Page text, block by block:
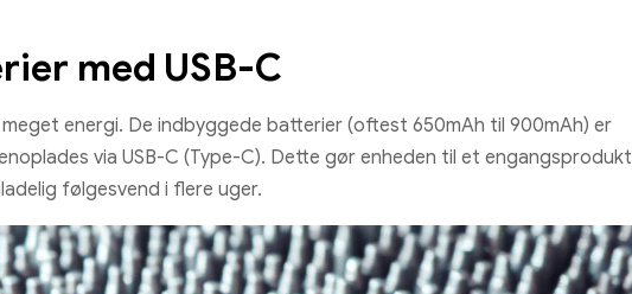
med USB-C
energi. De indbyggede batterier (oftest 650mAh til 900mAh) er
via USB-C (Type-C). Dette gør enheden til et engangsprodukt
følgesvend i flere uger.